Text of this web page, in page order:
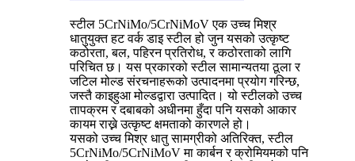
स्टील 5CrNiMo/5CrNiMoV एक उच्च मिश्र
धातुयुक्त हट वर्क डाइ स्टील हो जुन यसको उत्कृष्ट
कठोरता, बल, पहिरन प्रतिरोध, र कठोरताको लागि
परिचित छ। यस प्रकारको स्टील सामान्यतया ठूला र
जटिल मोल्ड संरचनाहरूको उत्पादनमा प्रयोग गरिन्छ,
जस्तै काइहुआ मोल्डद्वारा उत्पादित। यो स्टीलको उच्च
तापक्रम र दबाबको अधीनमा हुँदा पनि यसको आकार
कायम राख्ने उत्कृष्ट क्षमताको कारणले हो।
यसको उच्च मिश्र धातु सामग्रीको अतिरिक्त, स्टील
5CrNiMo/5CrNiMoV मा कार्बन र क्रोमियमको पनि